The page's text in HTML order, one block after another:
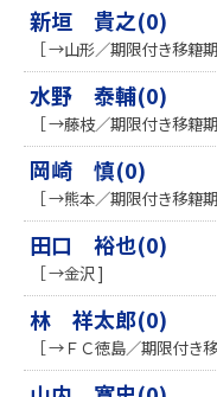
新垣 貴之(0)
［ →山形／期限付き移籍
水野 泰輔(0)
［ →藤枝／期限付き移籍
岡崎 慎(0)
［ →熊本／期限付き移籍
田口 裕也(0)
［ →金沢 ]
林 祥太郎(0)
［ →ＦＣ徳島／期限付き